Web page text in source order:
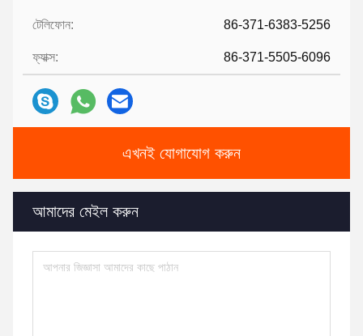
টেলিফোন: 86-371-6383-5256
ফ্যাক্স: 86-371-5505-6096
এখনই যোগাযোগ করুন
আমাদের মেইল করুন